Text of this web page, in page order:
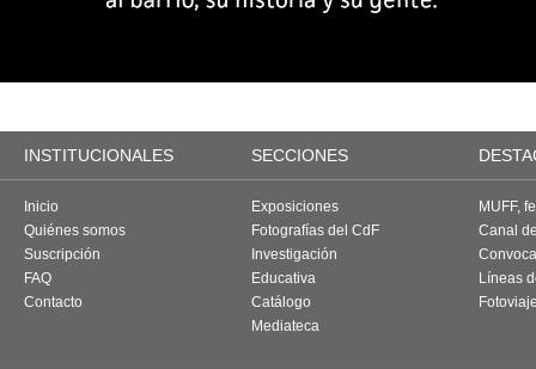
INSTITUCIONALES SECCIONES
Inicio
Quiénes somos
Suscripción
FAQ
Contacto
Exposiciones
Fotografías del CdF
Investigación
Educativa
Catálogo
Mediateca
MUFF,
Canal
Líneas